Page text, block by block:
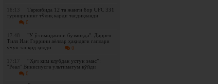
18:13
Таркибида 12 та жанги бор UFC 331
турнирининг тўлиқ карди тасдиқланди
0
17:48
"У ўз имиджини бузмоқда". Даррен
Тилл Иан Гэррини аёллар ҳақидаги гаплари
учун танқид қилди
0
17:17
“Ҳеч ким клубдан устун эмас”:
“Реал” Винисиусга ультиматум қўйди
0